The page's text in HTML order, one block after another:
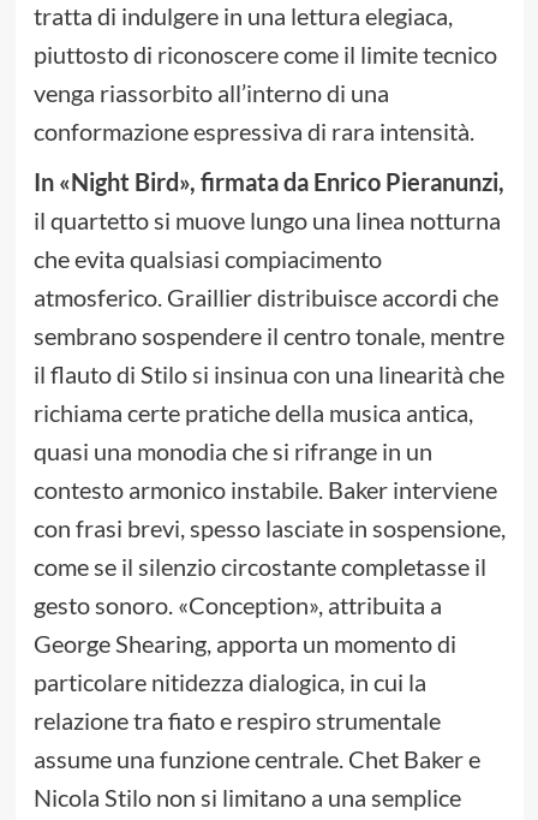
tratta di indulgere in una lettura elegiaca,
piuttosto di riconoscere come il limite tecnico
venga riassorbito all’interno di una
conformazione espressiva di rara intensità.
In «Night Bird», firmata da Enrico Pieranunzi,
il quartetto si muove lungo una linea notturna
che evita qualsiasi compiacimento
atmosferico. Graillier distribuisce accordi che
sembrano sospendere il centro tonale, mentre
il flauto di Stilo si insinua con una linearità che
richiama certe pratiche della musica antica,
quasi una monodia che si rifrange in un
contesto armonico instabile. Baker interviene
con frasi brevi, spesso lasciate in sospensione,
come se il silenzio circostante completasse il
gesto sonoro. «Conception», attribuita a
George Shearing, apporta un momento di
particolare nitidezza dialogica, in cui la
relazione tra fiato e respiro strumentale
assume una funzione centrale. Chet Baker e
Nicola Stilo non si limitano a una semplice